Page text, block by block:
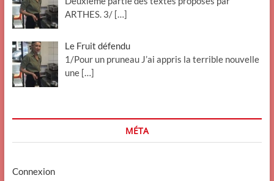
ARTHES. 3/ […]
Le Fruit défendu
1/Pour un pruneau J’ai appris la terrible nouvelle
une […]
MÉTA
Connexion